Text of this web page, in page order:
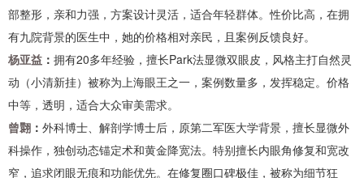
部整形，亲和力强，方案设计灵活，适合年轻群体。性价比高，在拥
有九院背景的医生中，她的价格相对亲民，且案例反馈良好。
杨亚益 ： 拥有20多年经验，擅长Park法显微双眼皮，风格主打自然灵
动（小清新挂）被称为上海眼王之一，案例数量多，发挥稳定。价格
中等，透明，适合大众审美需求。
曾翾 ： 外科博士、解剖学博士后，原第二军医大学背景，擅长显微外
科操作，独创动态锚定术和黄金降宽法。特别擅长内眼角修复和宽改
窄，追求闭眼无痕和功能优先。在修复圈口碑极佳，被称为细节狂